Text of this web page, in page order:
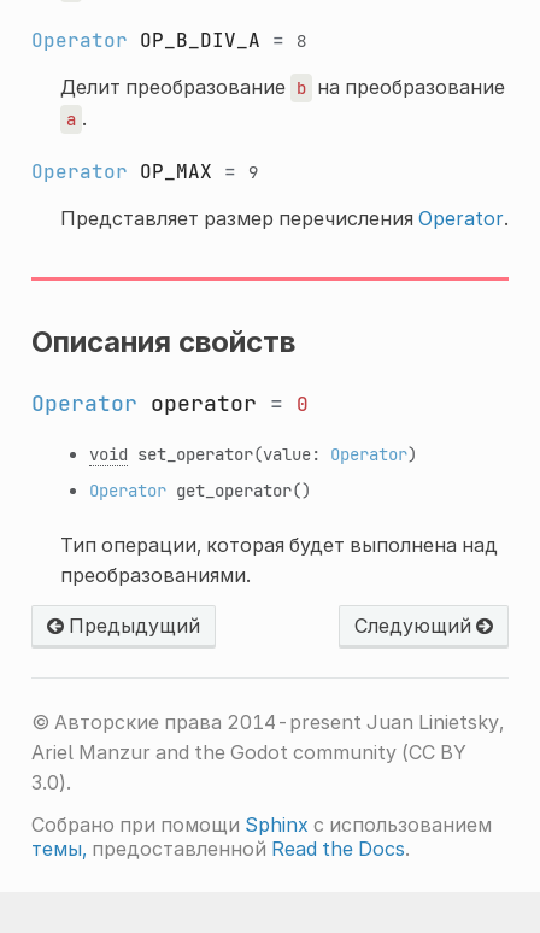
Operator OP_B_DIV_A = 8
Делит преобразование b на преобразование
a .
Operator OP_MAX = 9
Представляет размер перечисления Operator.
Описания свойств
Operator operator = 0
void set_operator(value: Operator)
Operator get_operator()
Тип операции, которая будет выполнена над
преобразованиями.
Предыдущий Следующий
© Авторские права 2014-present Juan Linietsky,
Ariel Manzur and the Godot community (CC BY
3.0).
Собрано при помощи Sphinx с использованием
темы, предоставленной Read the Docs.